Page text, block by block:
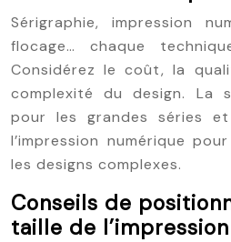
Sérigraphie, impression
flocage… chaque
Considérez le coût, la
complexité du design. La
pour les grandes séries
l’impression numérique
les designs complexes.
Conseils de
taille de l’impression